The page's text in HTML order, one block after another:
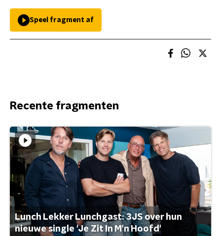
Speel fragment af
Recente fragmenten
Lunch Lekker Lunchgast: 3JS over hun
nieuwe single 'Je Zit In M'n Hoofd'